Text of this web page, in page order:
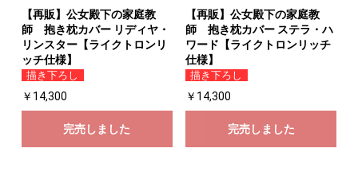
【再販】公女殿下の家庭教
師 抱き枕カバー リディヤ・
リンスター【ライクトロンリ
ッチ仕様】
描き下ろし
￥14,300
完売しました
【再販】公女殿下の家庭教
師 抱き枕カバー ステラ・ハ
ワード【ライクトロンリッチ
仕様】
描き下ろし
￥14,300
完売しました